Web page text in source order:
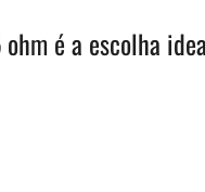
é a escolha